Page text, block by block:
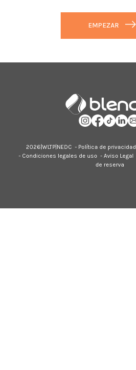
EMPEZAR
2026| WLTP| NEDC - Política de privacidad
- Condiciones legales de uso - Aviso Legal
de reserva